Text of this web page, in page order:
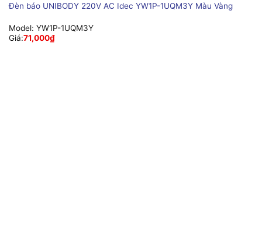
Đèn báo UNIBODY 220V AC Idec YW1P-1UQM3Y Màu Vàng
Model: YW1P-1UQM3Y
Giá:71,000₫